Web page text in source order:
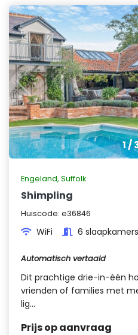
1/
Engeland, Suffolk
Shimpling
Huiscode: e36846
WiFi 6 slaapkamers
Automatisch vertaald
Dit prachtige drie-in-één
vrienden of families met
lig...
Prijs op aanvraag